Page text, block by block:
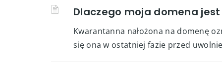
Dlaczego moja domena
Kwarantanna nałożona na domenę
się ona w ostatniej fazie przed